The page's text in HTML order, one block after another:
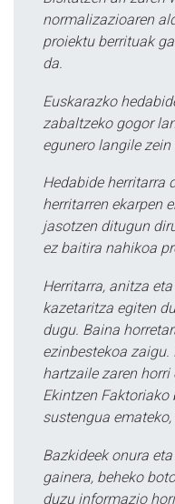
normalizazioaren
proiektu berrituak
da.
Euskarazko
zabaltzeko gogor
egunero langile
Hedabide herritarra
herritarren ekarpen
jasotzen ditugun
ez baitira nahikoa
Herritarra, anitza
kazetaritza egiten
dugu. Baina
ezinbestekoa zaigu.
hartzaile zaren
Ekintzen Faktoriako
sustengua
Bazkideek onura
gainera, beheko
duzu informazio